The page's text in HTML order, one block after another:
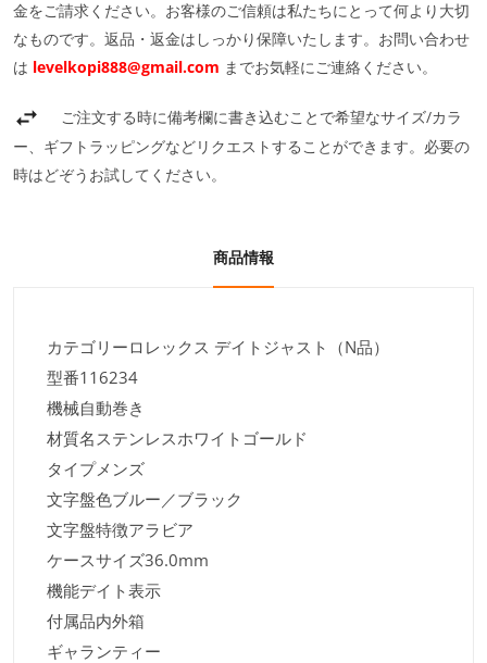
金をご請求ください。お客様のご信頼は私たちにとって何より大切
なものです。返品・返金はしっかり保障いたします。お問い合わせ
は levelkopi888@gmail.com までお気軽にご連絡ください。
ご注文する時に備考欄に書き込むことで希望なサイズ/カラ
ー、ギフトラッピングなどリクエストすることができます。必要の
時はどぞうお試してください。
商品情報
カテゴリーロレックス デイトジャスト（N品）
型番116234
機械自動巻き
材質名ステンレスホワイトゴールド
タイプメンズ
文字盤色ブルー／ブラック
文字盤特徴アラビア
ケースサイズ36.0mm
機能デイト表示
付属品内外箱
ギャランティー